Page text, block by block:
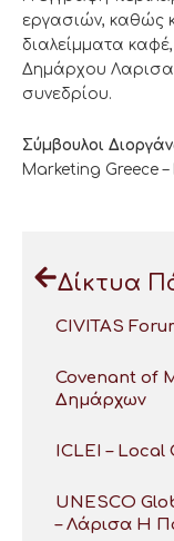
εργασιών, καθώς
διαλείμματα
Δημάρχου
συνεδρίου.
Σύμβουλοι
Marketing Greece
Δίκτυα
CIVITAS
Covenant of
Δημάρχων
ICLEI –
UNESCO
– Λάρισα Η